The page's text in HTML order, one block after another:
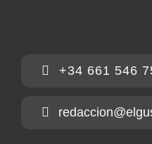
+34 661 546